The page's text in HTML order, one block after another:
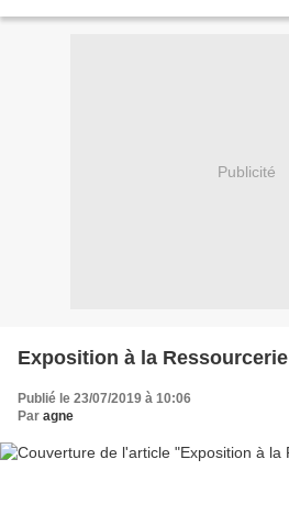
Publicité
Exposition à la Ressourcerie
Publié le 23/07/2019 à 10:06
Par agne